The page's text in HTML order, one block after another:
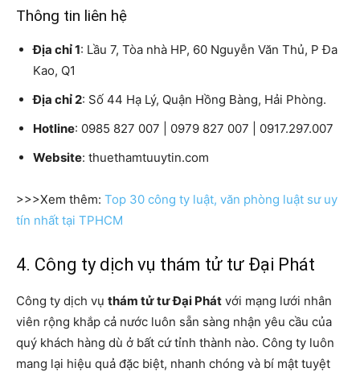
Thông tin liên hệ
Địa chỉ 1: Lầu 7, Tòa nhà HP, 60 Nguyễn Văn Thủ, P Đa
Kao, Q1
Địa chỉ 2: Số 44 Hạ Lý, Quận Hồng Bàng, Hải Phòng.
Hotline: 0985 827 007 | 0979 827 007 | 0917.297.007
Website: thuethamtuuytin.com
>>>Xem thêm: Top 30 công ty luật, văn phòng luật sư uy
tín nhất tại TPHCM
4. Công ty dịch vụ thám tử tư Đại Phát
Công ty dịch vụ thám tử tư Đại Phát với mạng lưới nhân
viên rộng khắp cả nước luôn sẵn sàng nhận yêu cầu của
quý khách hàng dù ở bất cứ tỉnh thành nào. Công ty luôn
mang lại hiệu quả đặc biệt, nhanh chóng và bí mật tuyệt